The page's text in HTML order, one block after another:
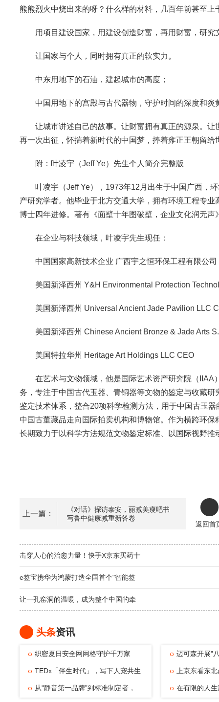
熊熊烈火中烧出来的呀？什么样的材料，几百年前甚至
用项目建设国家，用建设创造财富，再用财富，研
让国家与个人，同时拥有真正的软实力。
中东用地下的石油，建起城市的高度；
中国用地下的宫殿与古代器物，守护时间的深度和炎
让城市讲述自己的故事。让财富拥有真正的源泉。
再一次出征，怀揣着新时代的中国梦，捧着雍正王朝留
附：叶凌宇（Jeff Ye）先生个人简介完整版
叶凌宇（Jeff Ye），1973年12月出生于中国广西，
产研究学者。他毕业于北方交通大学，拥有环境工程专
博士四年进修。著有《面壁十年图破壁，企业文化润无
在企业与科技领域，叶凌宇先生现任：
中国国家高新技术企业 广西宇之恒环保工程有限公司
美国新泽西州 Y&H Environmental Protection
美国新泽西州 Universal Ancient Jade Pavilion LLC
美国新泽西州 Chinese Ancient Bronze & Jade Arts
美国特拉华州 Heritage Art Holdings LLC CEO
在艺术与文物领域，他是国际艺术资产研究院（
务，专注于中国古代玉器、青铜器等文物的鉴定与收藏
鉴定技术体系，整合20项科学检测方法，用于中国古玉
中国古董藏品走向国际拍卖机构和博物馆。作为横跨环
长期致力于以科学方法规范文物鉴定标准、以国际视野
上一篇：
《对话》探访泰安，丽减美瘦吧书
写鲁中健康减重新答卷
返回首
击穿人心的治愈力量！快手X京东买药十
e签宝携华为鸿蒙打造全国首个"智能签
让一孔窑洞的温暖，成为整个中国的牵
头条资讯
织密夏日安全网网格守护千万家
TEDx「伴生时代」，写下人宠共生
的温暖注脚
从"静音第一品牌”到标准制定者，
迈可森开展"
致敬老兵
上京东看东
动，观赛
在有限的人